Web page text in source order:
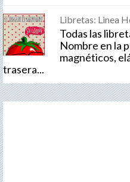
Libretas: Linea
Todas las
Nombre en la
magnéticos,
trasera...